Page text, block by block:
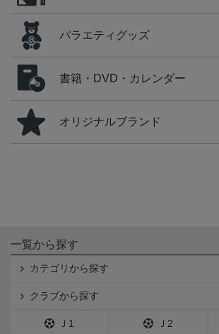
バラエティグッズ
書籍・DVD・カレンダー
オリジナルブランド
一覧から探す
カテゴリから探す
クラブから探す
Ｊ1 Ｊ2